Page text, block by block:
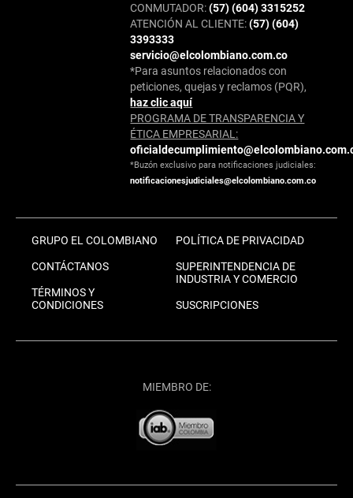
CONMUTADOR:(57) (604) 3315252
ATENCIÓN AL CLIENTE:(57) (604)
3393333
servicio@elcolombiano.com.co
*Para asuntos relacionados con
peticiones, quejas y reclamos (PQR),
haz clic aquí
PROGRAMA DE TRANSPARENCIA Y
ÉTICA EMPRESARIAL:
*Buzón exclusivo para notificaciones judiciales:
notificacionesjudiciales@elcolombiano.com.co
GRUPO EL COLOMBIANO
CONTÁCTANOS
TÉRMINOS Y
CONDICIONES
POLÍTICA DE PRIVACIDAD
SUPERINTENDENCIA DE
INDUSTRIA Y COMERCIO
SUSCRIPCIONES
MIEMBRO DE: